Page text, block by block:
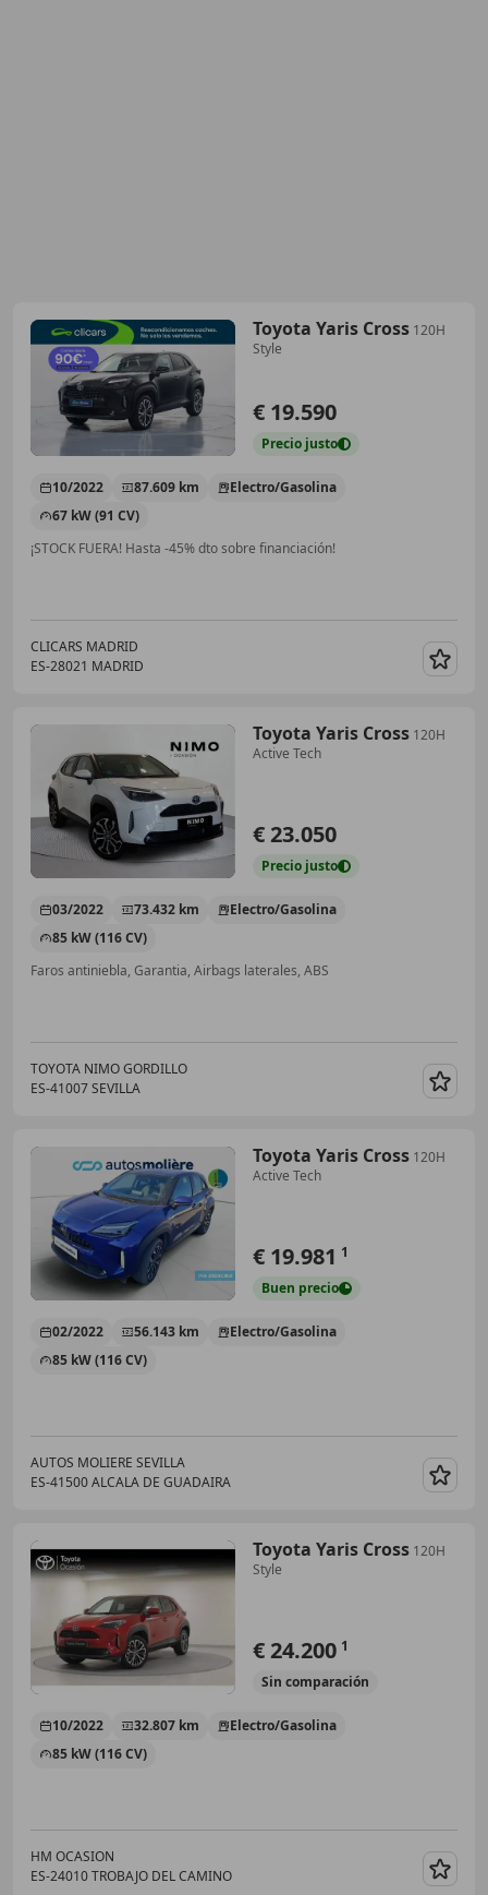
Toyota Yaris Cross 120H
Style
€ 19.590
Precio justo
10/2022 87.609 km
Electro/Gasolina
67 kW (91 CV)
¡STOCK FUERA! Hasta -45% dto sobre financiación!
CLICARS MADRID
ES-28021 MADRID
Toyota Yaris Cross 120H
Active Tech
€ 23.050
Precio justo
03/2022 73.432 km
Electro/Gasolina
85 kW (116 CV)
Faros antiniebla, Garantia, Airbags laterales, ABS
TOYOTA NIMO GORDILLO
ES-41007 SEVILLA
Toyota Yaris Cross 120H
Active Tech
€ 19.981 1
Buen precio
02/2022 56.143 km
Electro/Gasolina
85 kW (116 CV)
AUTOS MOLIERE SEVILLA
ES-41500 ALCALA DE GUADAIRA
Toyota Yaris Cross 120H
Style
€ 24.200 1
Sin comparación
10/2022 32.807 km
Electro/Gasolina
85 kW (116 CV)
HM OCASION
ES-24010 TROBAJO DEL CAMINO